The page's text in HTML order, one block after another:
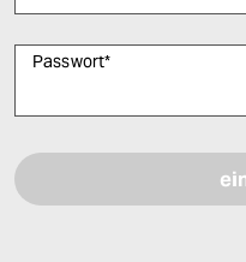
Passwort*